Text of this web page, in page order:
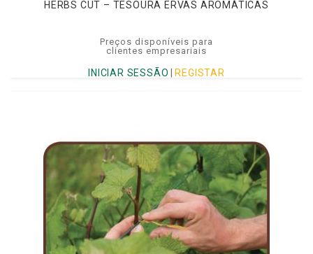
HERBS CUT – TESOURA ERVAS AROMÁTICAS
Preços disponíveis para
clientes empresariais
INICIAR SESSÃO REGISTAR